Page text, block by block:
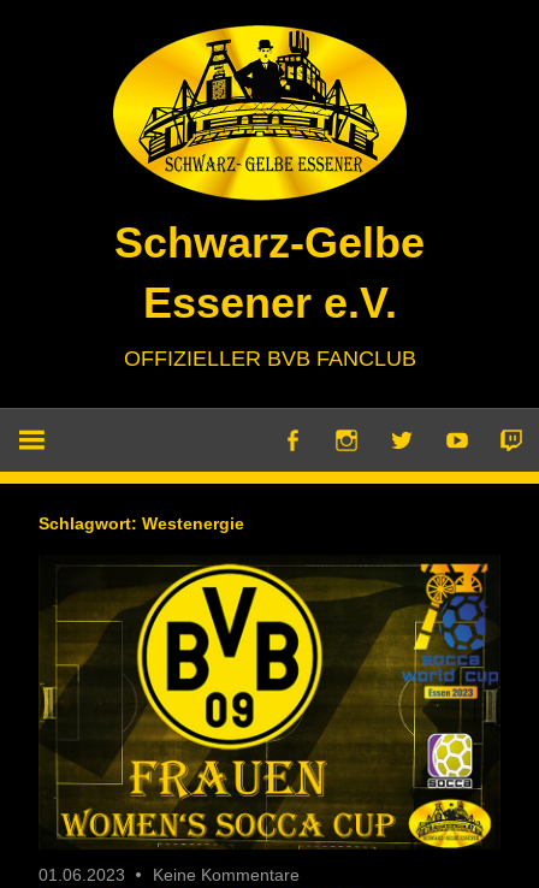
Schwarz-Gelbe
Essener e.V.
OFFIZIELLER BVB FANCLUB
Schlagwort: Westenergie
01.06.2023 Keine Kommentare